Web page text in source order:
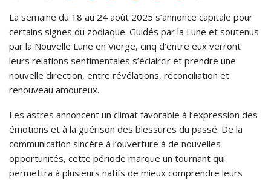
La semaine du 18 au 24 août 2025 s’annonce capitale pour
certains signes du zodiaque. Guidés par la Lune et soutenus
par la Nouvelle Lune en Vierge, cinq d’entre eux verront
leurs relations sentimentales s’éclaircir et prendre une
nouvelle direction, entre révélations, réconciliation et
renouveau amoureux.
Les astres annoncent un climat favorable à l’expression des
émotions et à la guérison des blessures du passé. De la
communication sincère à l’ouverture à de nouvelles
opportunités, cette période marque un tournant qui
permettra à plusieurs natifs de mieux comprendre leurs